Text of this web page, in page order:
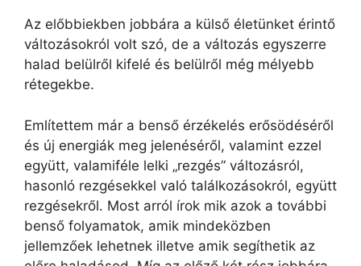
Az előbbiekben jobbára a külső életünket érintő
változásokról volt szó, de a változás egyszerre
halad belülről kifelé és belülről még mélyebb
rétegekbe.
Említettem már a benső érzékelés erősödéséről
és új energiák meg jelenéséről, valamint ezzel
együtt, valamiféle lelki „rezgés” változásról,
hasonló rezgésekkel való találkozásokról, együtt
rezgésekről. Most arról írok mik azok a további
benső folyamatok, amik mindeközben
jellemzőek lehetnek illetve amik segíthetik az